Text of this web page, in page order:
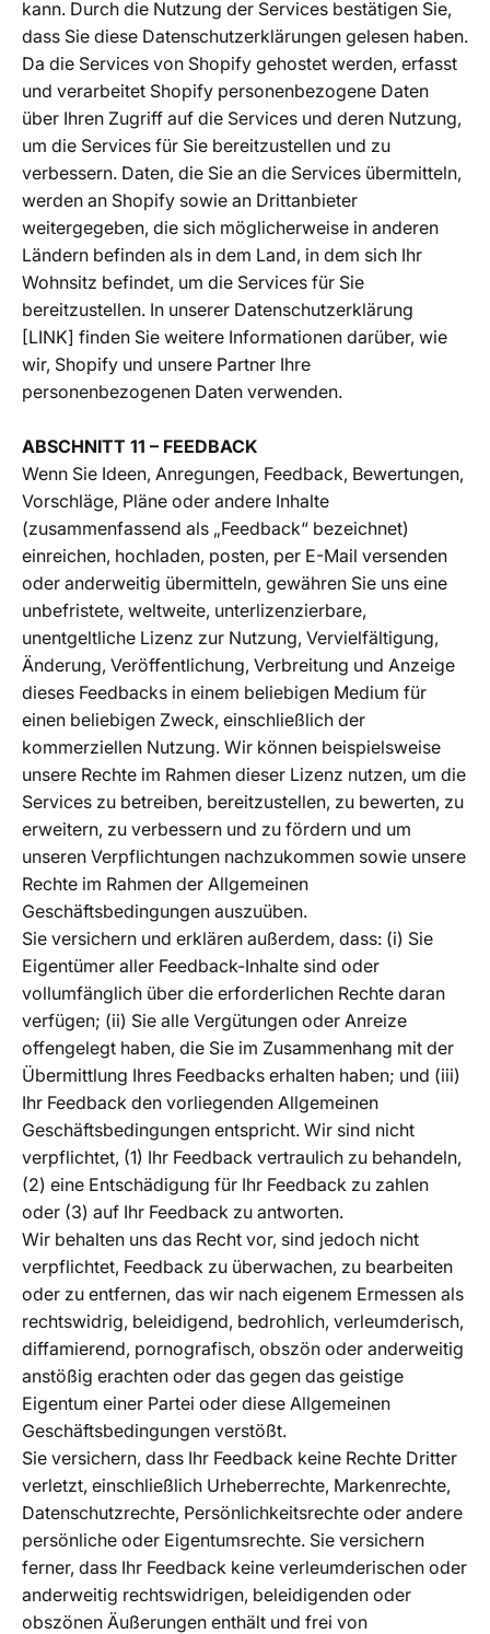
kann. Durch die Nutzung der Services bestätigen Sie,
dass Sie diese Datenschutzerklärungen gelesen haben.
Da die Services von Shopify gehostet werden, erfasst
und verarbeitet Shopify personenbezogene Daten
über Ihren Zugriff auf die Services und deren Nutzung,
um die Services für Sie bereitzustellen und zu
verbessern. Daten, die Sie an die Services übermitteln,
werden an Shopify sowie an Drittanbieter
weitergegeben, die sich möglicherweise in anderen
Ländern befinden als in dem Land, in dem sich Ihr
Wohnsitz befindet, um die Services für Sie
bereitzustellen. In unserer Datenschutzerklärung
[LINK] finden Sie weitere Informationen darüber, wie
wir, Shopify und unsere Partner Ihre
personenbezogenen Daten verwenden.
ABSCHNITT 11 – FEEDBACK
Wenn Sie Ideen, Anregungen, Feedback, Bewertungen,
Vorschläge, Pläne oder andere Inhalte
(zusammenfassend als „Feedback“ bezeichnet)
einreichen, hochladen, posten, per E-Mail versenden
oder anderweitig übermitteln, gewähren Sie uns eine
unbefristete, weltweite, unterlizenzierbare,
unentgeltliche Lizenz zur Nutzung, Vervielfältigung,
Änderung, Veröffentlichung, Verbreitung und Anzeige
dieses Feedbacks in einem beliebigen Medium für
einen beliebigen Zweck, einschließlich der
kommerziellen Nutzung. Wir können beispielsweise
unsere Rechte im Rahmen dieser Lizenz nutzen, um die
Services zu betreiben, bereitzustellen, zu bewerten, zu
erweitern, zu verbessern und zu fördern und um
unseren Verpflichtungen nachzukommen sowie unsere
Rechte im Rahmen der Allgemeinen
Geschäftsbedingungen auszuüben.
Sie versichern und erklären außerdem, dass: (i) Sie
Eigentümer aller Feedback-Inhalte sind oder
vollumfänglich über die erforderlichen Rechte daran
verfügen; (ii) Sie alle Vergütungen oder Anreize
offengelegt haben, die Sie im Zusammenhang mit der
Übermittlung Ihres Feedbacks erhalten haben; und (iii)
Ihr Feedback den vorliegenden Allgemeinen
Geschäftsbedingungen entspricht. Wir sind nicht
verpflichtet, (1) Ihr Feedback vertraulich zu behandeln,
(2) eine Entschädigung für Ihr Feedback zu zahlen
oder (3) auf Ihr Feedback zu antworten.
Wir behalten uns das Recht vor, sind jedoch nicht
verpflichtet, Feedback zu überwachen, zu bearbeiten
oder zu entfernen, das wir nach eigenem Ermessen als
rechtswidrig, beleidigend, bedrohlich, verleumderisch,
diffamierend, pornografisch, obszön oder anderweitig
anstößig erachten oder das gegen das geistige
Eigentum einer Partei oder diese Allgemeinen
Geschäftsbedingungen verstößt.
Sie versichern, dass Ihr Feedback keine Rechte Dritter
verletzt, einschließlich Urheberrechte, Markenrechte,
Datenschutzrechte, Persönlichkeitsrechte oder andere
persönliche oder Eigentumsrechte. Sie versichern
ferner, dass Ihr Feedback keine verleumderischen oder
anderweitig rechtswidrigen, beleidigenden oder
obszönen Äußerungen enthält und frei von